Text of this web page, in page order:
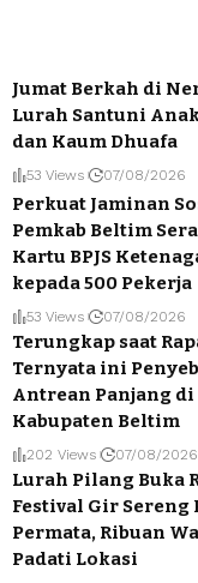
Jumat Berkah di
Lurah Santuni
dan Kaum Dhuafa
53 Views 07/08/2026
Perkuat Jaminan
Pemkab Beltim
Kartu BPJS
kepada 500 Pekerja
53 Views 07/08/2026
Terungkap saat
Ternyata ini
Antrean Panjang di
Kabupaten Beltim
202 Views 07/08/2026
Lurah Pilang Buka
Festival Gir Sereng
Permata, Ribuan
Padati Lokasi